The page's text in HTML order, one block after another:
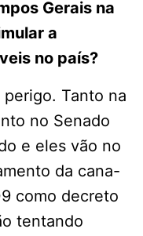
Gerais na
a
no país?
perigo. Tanto na
no Senado
e eles vão no
da cana-
como decreto
tentando